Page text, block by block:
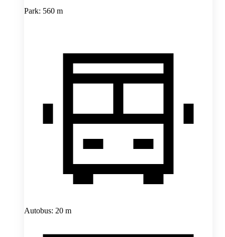
Park: 560 m
Autobus: 20 m